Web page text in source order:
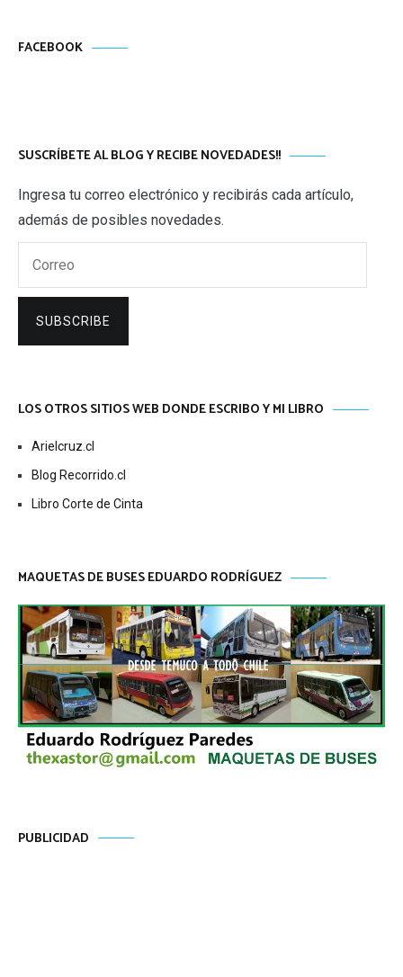
FACEBOOK
SUSCRÍBETE AL BLOG Y RECIBE NOVEDADES!!
Ingresa tu correo electrónico y recibirás cada artículo,
además de posibles novedades.
SUBSCRIBE
LOS OTROS SITIOS WEB DONDE ESCRIBO Y MI LIBRO
Arielcruz.cl
Blog Recorrido.cl
Libro Corte de Cinta
MAQUETAS DE BUSES EDUARDO RODRÍGUEZ
PUBLICIDAD